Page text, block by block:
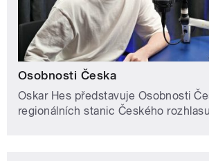
Osobnosti Česka
Oskar Hes představuje Osobnosti
regionálních stanic Českého